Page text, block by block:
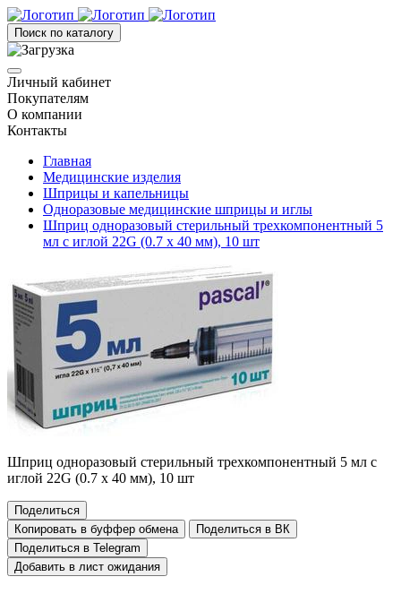
Поиск по каталогу
Личный кабинет
Покупателям
О компании
Контакты
Главная
Медицинские изделия
Шприцы и капельницы
Одноразовые медицинские шприцы и иглы
Шприц одноразовый стерильный трехкомпонентный 5
мл с иглой 22G (0.7 х 40 мм), 10 шт
Шприц одноразовый стерильный трехкомпонентный 5 мл с
иглой 22G (0.7 х 40 мм), 10 шт
Поделиться
Копировать в буффер обмена
Поделиться в ВК
Поделиться в Telegram
Добавить в лист ожидания